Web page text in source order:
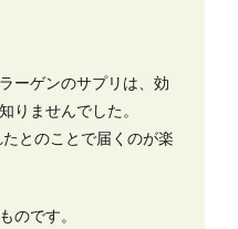
ーゲンのサプリは、効
りませんでした。
とのことで届くのが楽
のです。